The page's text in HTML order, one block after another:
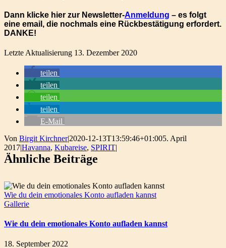
Dann klicke hier zur Newsletter-Anmeldung – es folgt
eine email, die nochmals eine Rückbestätigung erfordert.
DANKE!
Letzte Aktualisierung 13. Dezember 2020
teilen
teilen
teilen
teilen
E-Mail
Von Birgit Kirchner|2020-12-13T13:59:46+01:005. April
2017|Havanna, Kubareise, SPIRIT|
Ähnliche Beiträge
Wie du dein emotionales Konto aufladen kannst
Gallerie
Wie du dein emotionales Konto aufladen kannst
18. September 2022